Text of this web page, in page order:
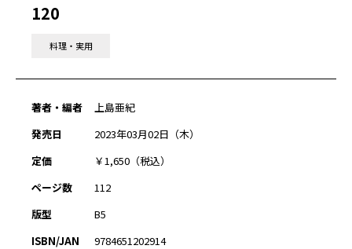
120
料理・実用
著者・編者
上島亜紀
発売日
2023年03月02日（木）
定価
￥1,650（税込）
ページ数
112
版型
B5
ISBN/JAN
9784651202914